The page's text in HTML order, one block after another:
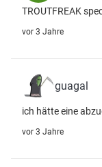
TROUTFREAK
vor 3 Jahre
guagal
ich hätte eine
vor 3 Jahre